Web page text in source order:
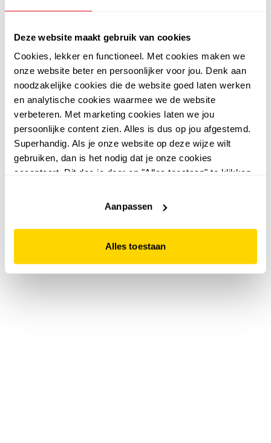
Deze website maakt gebruik van cookies
Cookies, lekker en functioneel. Met cookies maken we
onze website beter en persoonlijker voor jou. Denk aan
noodzakelijke cookies die de website goed laten werken
en analytische cookies waarmee we de website
verbeteren. Met marketing cookies laten we jou
persoonlijke content zien. Alles is dus op jou afgestemd.
Superhandig. Als je onze website op deze wijze wilt
gebruiken, dan is het nodig dat je onze cookies
accepteert. Dit doe je door op "Alles toestaan" te klikken.
website niet optimaal functioneert.
Aanpassen
Alles toestaan